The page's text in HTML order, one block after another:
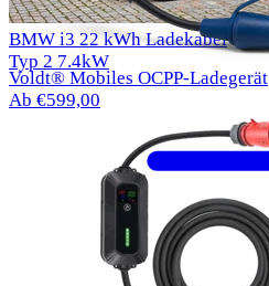
BMW i3 22 kWh Ladekabel
Typ 2 7.4kW
Voldt® Mobiles OCPP-Ladegerät
Ab €599,00